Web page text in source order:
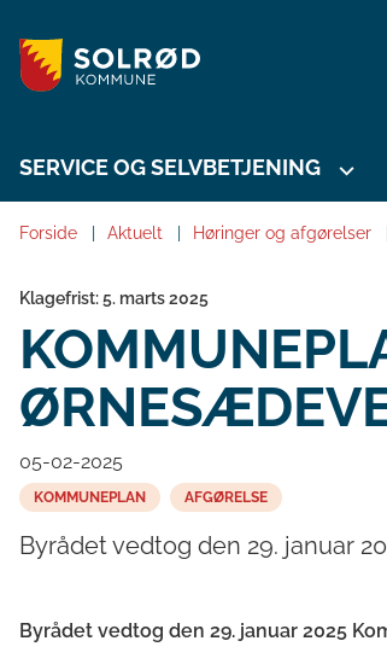
SERVICE OG SELVBETJENING
Forside Aktuelt Høringer og afgørelser
Klagefrist: 5. marts 2025
05-02-2025
KOMMUNEPLAN AFGØRELSE
Byrådet vedtog den 29. januar
Byrådet vedtog den 29. januar 2025